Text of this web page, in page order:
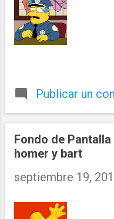
Publicar un
Fondo de
homer y bart
septiembre 19,